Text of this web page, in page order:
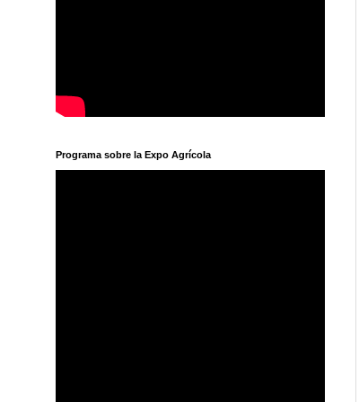
Programa sobre la Expo Agrícola